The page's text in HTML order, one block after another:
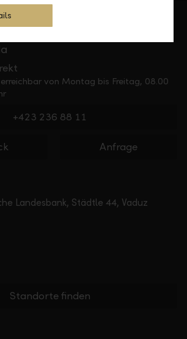
von Montag bis Freitag, 08.00
+423 236 88 11
Anfrage
Standorte finden